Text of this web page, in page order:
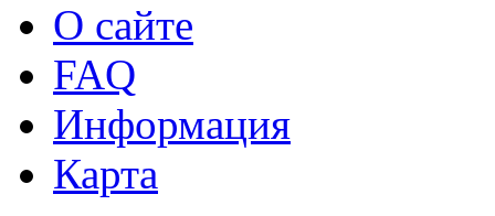
О сайте
FAQ
Информация
Карта